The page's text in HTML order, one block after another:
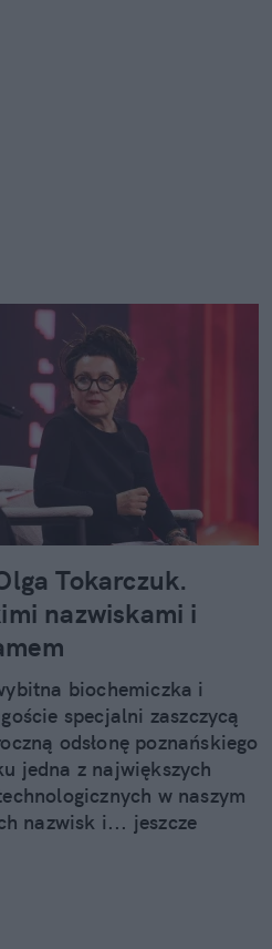
Tokarczuk.
nazwiskami i
biochemiczka i
specjalni zaszczycą
odsłonę poznańskiego
jedna z największych
w naszym
nazwisk i... jeszcze